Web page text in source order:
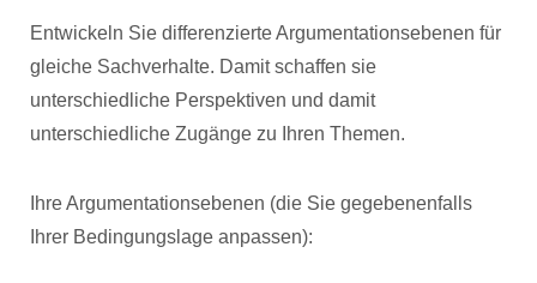
Entwickeln Sie differenzierte Argumentationsebenen für
gleiche Sachverhalte. Damit schaffen sie
unterschiedliche Perspektiven und damit
unterschiedliche Zugänge zu Ihren Themen.
Ihre Argumentationsebenen (die Sie gegebenenfalls
Ihrer Bedingungslage anpassen):